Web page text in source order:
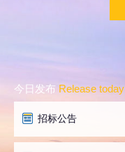
今日发布 Release today
招标公告